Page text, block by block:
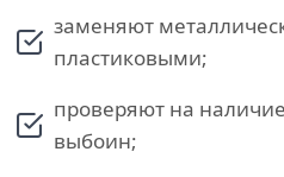
заменяют
пластиковыми;
проверяют на
выбоин;